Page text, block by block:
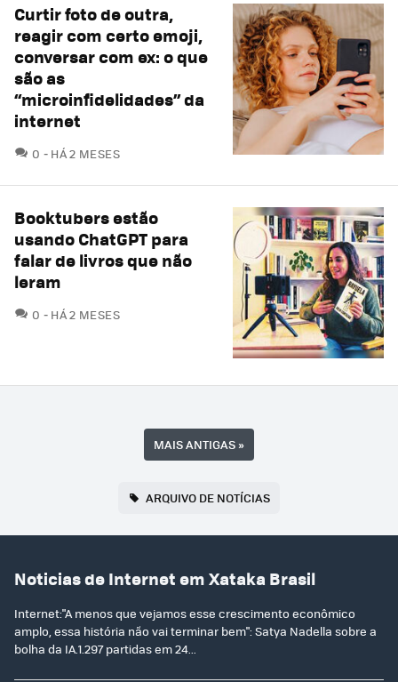
Curtir foto de outra,
reagir com certo emoji,
conversar com ex: o que
são as
“microinfidelidades” da
internet
0 COMENTÁRIOS
HÁ 2 MESES
Booktubers estão
usando ChatGPT para
falar de livros que não
leram
0 COMENTÁRIOS
HÁ 2 MESES
MAIS ANTIGAS»
ARQUIVO DE NOTÍCIAS
Noticias de Internet em Xataka Brasil
Internet:"A menos que vejamos esse crescimento econômico
amplo, essa história não vai terminar bem": Satya Nadella sobre a
bolha da IA.1.297 partidas em 24...